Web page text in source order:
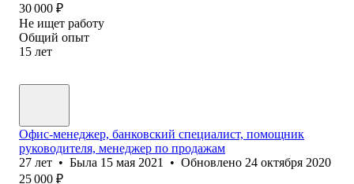
30 000 ₽
Не ищет работу
Общий опыт
15 лет
Офис-менеджер, банковский специалист, помощник
руководителя, менеджер по продажам
27 лет • Была 15 мая 2021 • Обновлено 24 октября 2020
25 000 ₽